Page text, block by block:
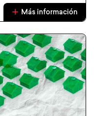
Más información